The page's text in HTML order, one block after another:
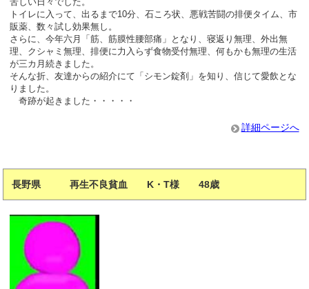
苦しい日々でした。
トイレに入って、出るまで10分、石ころ状、悪戦苦闘の排便タイム、市
販薬、数々試し効果無し。
さらに、今年六月「筋、筋膜性腰部痛」となり、寝返り無理、外出無
理、クシャミ無理、排便に力入らず食物受付無理、何もかも無理の生活
が三カ月続きました。
そんな折、友達からの紹介にて「シモン錠剤」を知り、信じて愛飲とな
りました。
奇跡が起きました・・・・・
詳細ページへ
長野県 再生不良貧血 K・T様 48歳